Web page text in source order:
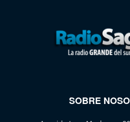
SOBRE